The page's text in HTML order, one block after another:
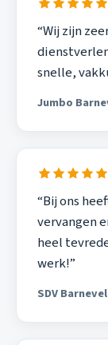
“Wij zijn
snelle,
Jumbo
“Bij ons
vervangen
heel
werk!”
SDV